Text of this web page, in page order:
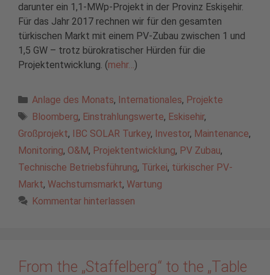
darunter ein 1,1-MWp-Projekt in der Provinz Eskişehir.
Für das Jahr 2017 rechnen wir für den gesamten
türkischen Markt mit einem PV-Zubau zwischen 1 und
1,5 GW – trotz bürokratischer Hürden für die
Projektentwicklung. (mehr…)
Kategorien
Anlage des Monats, Internationales, Projekte
Schlagwörter
Bloomberg, Einstrahlungswerte, Eskisehir,
Großprojekt, IBC SOLAR Turkey, Investor, Maintenance,
Monitoring, O&M, Projektentwicklung, PV Zubau,
Technische Betriebsführung, Türkei, türkischer PV-
Markt, Wachstumsmarkt, Wartung
Kommentar hinterlassen
From the „Staffelberg“ to the „Table